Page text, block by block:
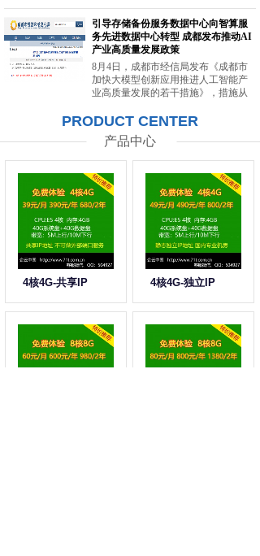
引导存储备份服务数据中心向智算服
务先进数据中心转型 成都发布推动AI
产业高质量发展政策
8月4日，成都市经信局发布《成都市
加快大模型创新应用推进人工智能产
业高质量发展的若干措施》，措施从
力等方面提出20条举措。...
PRODUCT CENTER
产品中心
4核4G-共享IP 4核4G-独立IP